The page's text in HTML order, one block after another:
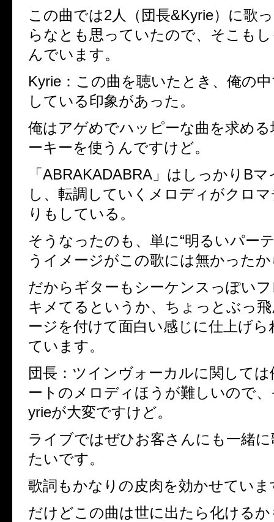
この曲では2人（団長&Kyrie）に歌
らなとも思っていたので、そこも
んでいます。
Kyrie： この曲を聴いたとき、俺の
している印象があった。
俺はアゲめでハッピーな曲を求め
ーキーを使うんですけど。
「ABRAKADABRA」はしっかりB
し、転調していくメロディがクロ
りもしている。
そうなったのも、単に“明るいパー
うイメージがこの歌には無かった
だからギターもシーケンスっぽい
キメてるというか、ちょっとぶっ
ージを付けて面白い感じに仕上げ
ています。
団長： ツインヴォーカルに関して
ートのメロディほうが難しいので
yrieが大変ですけど。
ライブではぜひお客さんにも一緒
たいです。
歌詞もかなりの皮肉を効かせていま
だけどこの曲は世に出たら化ける